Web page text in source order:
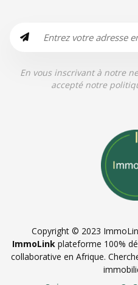
En vous inscrivant à notre
accepté notre
Copyright © 2023
ImmoLinkplateforme 100%
collaborative en Afrique.